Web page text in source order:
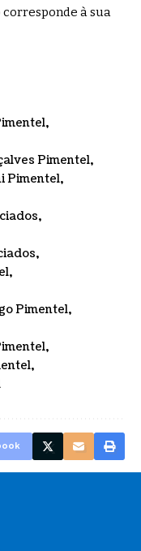
à sua
Pimentel
Pimentel
Pimentel